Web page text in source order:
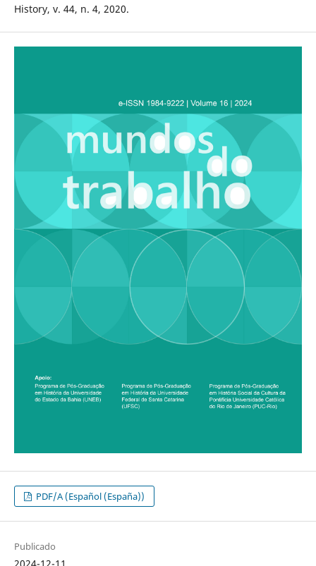
History, v. 44, n. 4, 2020.
PDF/A (Español (España))
Publicado
2024-12-11